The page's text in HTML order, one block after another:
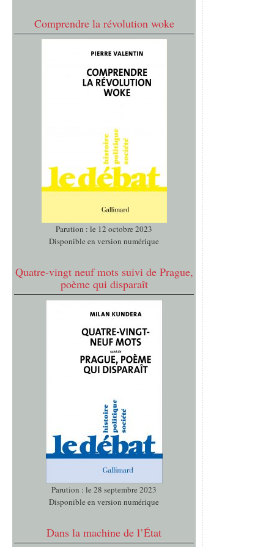
Comprendre la révolution woke
Parution : le 12 octobre 2023
Disponible en version numérique
Quatre-vingt neuf mots suivi de Prague,
poème qui disparaît
Parution : le 28 septembre 2023
Disponible en version numérique
Dans la machine de l’État